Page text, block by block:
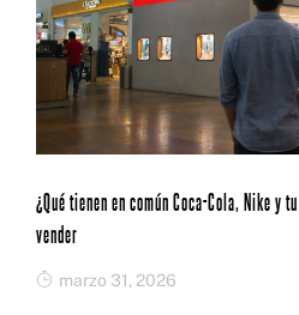
¿Qué tienen en común Coca-Cola, Nike y
vender
marzo 31, 2026